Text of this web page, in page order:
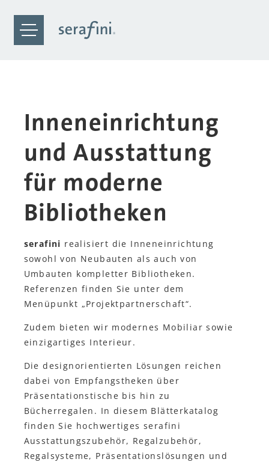
Inneneinrichtung
und Ausstattung
für moderne
Bibliotheken
serafini realisiert die Inneneinrichtung
sowohl von Neubauten als auch von
Umbauten kompletter Bibliotheken.
Referenzen finden Sie unter dem
Menüpunkt „Projektpartnerschaft“.
Zudem bieten wir modernes Mobiliar sowie
einzigartiges Interieur.
Die designorientierten Lösungen reichen
dabei von Empfangstheken über
Präsentationstische bis hin zu
Bücherregalen. In diesem Blätterkatalog
finden Sie hochwertiges serafini
Ausstattungszubehör, Regalzubehör,
Regalsysteme, Präsentationslösungen und